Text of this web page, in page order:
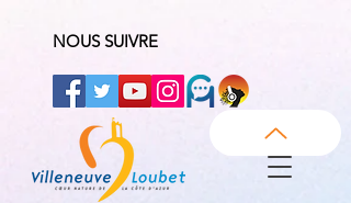
NOUS SUIVRE